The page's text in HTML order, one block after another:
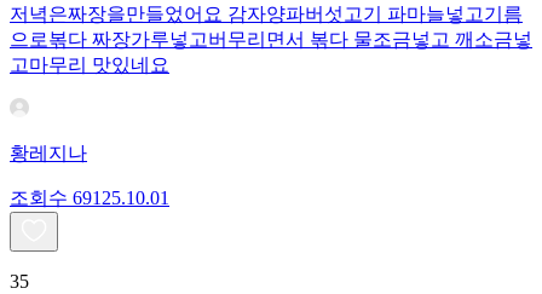
저녁은짜장을만들었어요 감자양파버섯고기 파마늘넣고기름
으로볶다 짜장가루넣고버무리면서 볶다 물조금넣고 깨소금넣
고마무리 맛있네요
황레지나
조회수 691 25.10.01
35